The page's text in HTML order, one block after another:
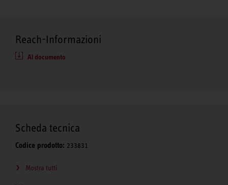
Reach-Informazioni
Al documento
Scheda tecnica
Codice prodotto: 233831
Mostra tutti